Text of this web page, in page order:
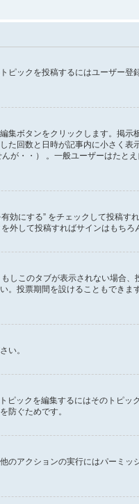
ックを投稿するにはユーザー
ボタンをクリックします。掲
回数と日時が記事内に小さく
が・・） 。一般ユーザーはたと
にする” をチェックして投稿す
外して投稿すればサインはもちろ
しこのタブが表示されない場合
投票期間を設けることもできま
い。
ックを編集するにはそのトピ
防ぐためです。
アクションの実行にはパーミ